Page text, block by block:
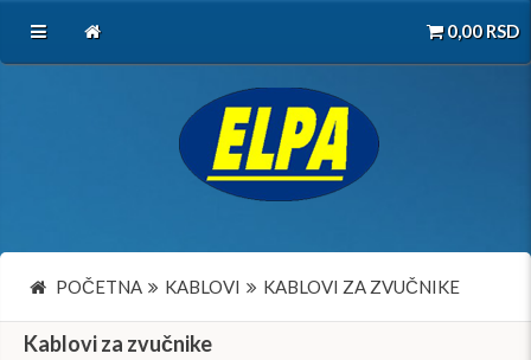
0,00RSD
POČETNA KABLOVI KABLOVI ZA ZVUČNIKE
Kablovi za zvučnike